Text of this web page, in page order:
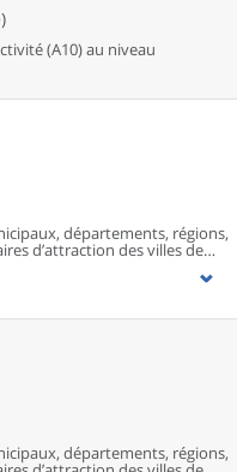
(A10) au niveau
départements, régions,
d’attraction des villes de
départements, régions,